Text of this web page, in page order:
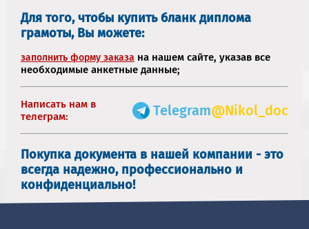
Для того, чтобы купить бланк диплома
грамоты, Вы можете:
заполнить форму заказа на нашем сайте, указав все
необходимые анкетные данные;
Написать нам в
телеграм:
Telegram@Nikol_doc
Покупка документа в нашей компании - это
всегда надежно, профессионально и
конфиденциально!